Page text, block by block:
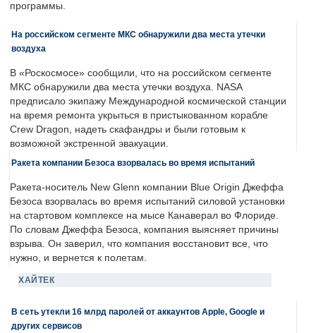
программы.
На российском сегменте МКС обнаружили два места утечки
воздуха
В «Роскосмосе» сообщили, что на российском сегменте
МКС обнаружили два места утечки воздуха. NASA
предписало экипажу Международной космической станции
на время ремонта укрыться в пристыкованном корабле
Crew Dragon, надеть скафандры и были готовым к
возможной экстренной эвакуации.
Ракета компании Безоса взорвалась во время испытаний
Ракета-носитель New Glenn компании Blue Origin Джеффа
Безоса взорвалась во время испытаний силовой установки
на стартовом комплексе на мысе Канаверал во Флориде.
По словам Джеффа Безоса, компания выясняет причины
взрыва. Он заверил, что компания восстановит все, что
нужно, и вернется к полетам.
ХАЙТЕК
В сеть утекли 16 млрд паролей от аккаунтов Apple, Google и
других сервисов